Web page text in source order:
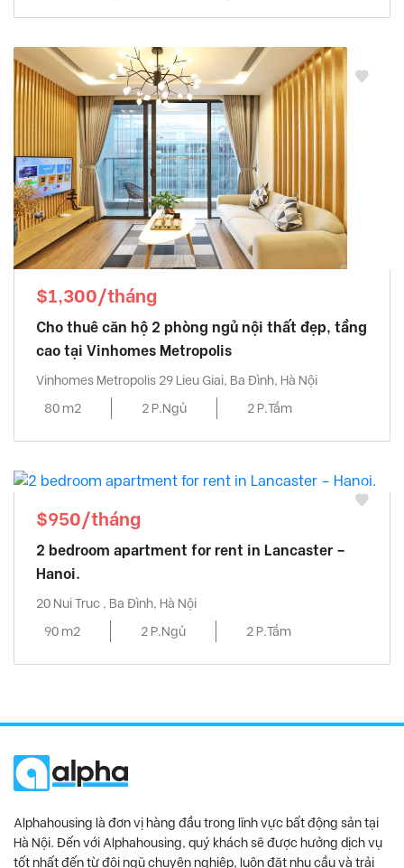
$1,300/tháng
Cho thuê căn hộ 2 phòng ngủ nội thất đẹp, tầng
cao tại Vinhomes Metropolis
Vinhomes Metropolis 29 Lieu Giai, Ba Đình, Hà Nội
80 m2
2 P.Ngủ 2 P.Tắm
$950/tháng
2 bedroom apartment for rent in Lancaster –
Hanoi.
20 Nui Truc , Ba Đình, Hà Nội
90 m2
2 P.Ngủ 2 P.Tắm
Alphahousing là đơn vị hàng đầu trong lĩnh vực bất động sản tại
Hà Nội. Đến với Alphahousing, quý khách sẽ được hưởng dịch vụ
tốt nhất đến từ đội ngũ chuyên nghiệp, luôn đặt nhu cầu và trải